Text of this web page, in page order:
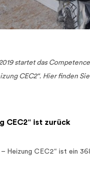
startet das
CEC2“. Hier finden
CEC2“ ist zurück
– Heizung CEC2“ ist ein